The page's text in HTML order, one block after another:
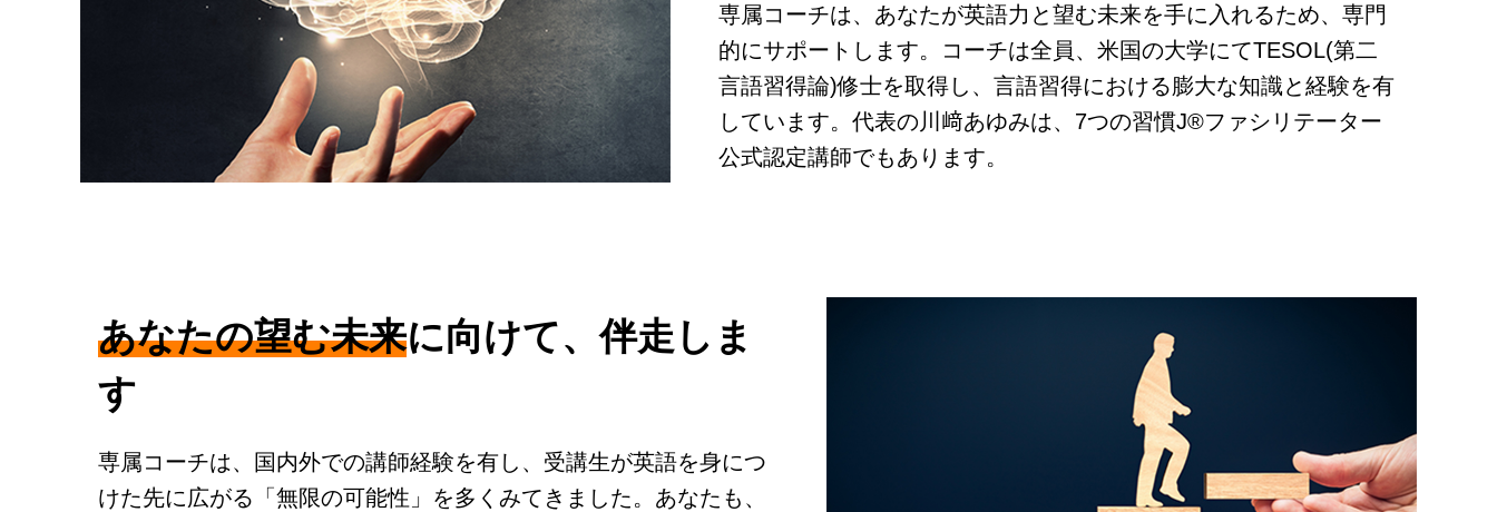
専属コーチは、あなたが英語力と望む未来を手に入れるため、専門
的にサポートします。コーチは全員、米国の大学にてTESOL(第二
言語習得論)修士を取得し、言語習得における膨大な知識と経験を有
しています。代表の川﨑あゆみは、7つの習慣J®ファシリテーター
公式認定講師でもあります。
あなたの望む未来に向けて、伴走しま
す
専属コーチは、国内外での講師経験を有し、受講生が英語を身につ
けた先に広がる「無限の可能性」を多くみてきました。あなたも、